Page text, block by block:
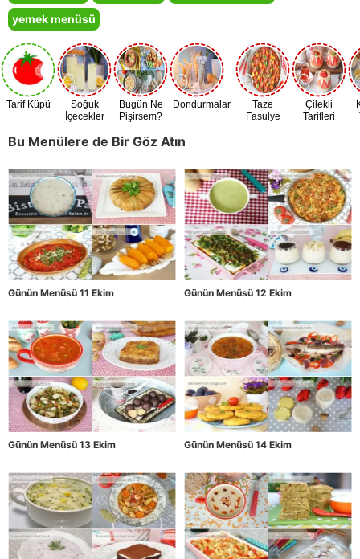
yemek menüsü
Tarif Küpü
Soğuk
İçecekler
Bugün Ne
Pişirsem?
Dondurmalar
Taze
Fasulye
Çilekli
Tarifleri
Bu Menülere de Bir Göz Atın
Günün Menüsü 11 Ekim Günün Menüsü 12 Ekim
Günün Menüsü 13 Ekim Günün Menüsü 14 Ekim